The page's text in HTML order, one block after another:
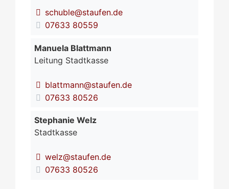
schuble@staufen.de
07633 80559
Manuela Blattmann
Leitung Stadtkasse
blattmann@staufen.de
07633 80526
Stephanie Welz
Stadtkasse
welz@staufen.de
07633 80526